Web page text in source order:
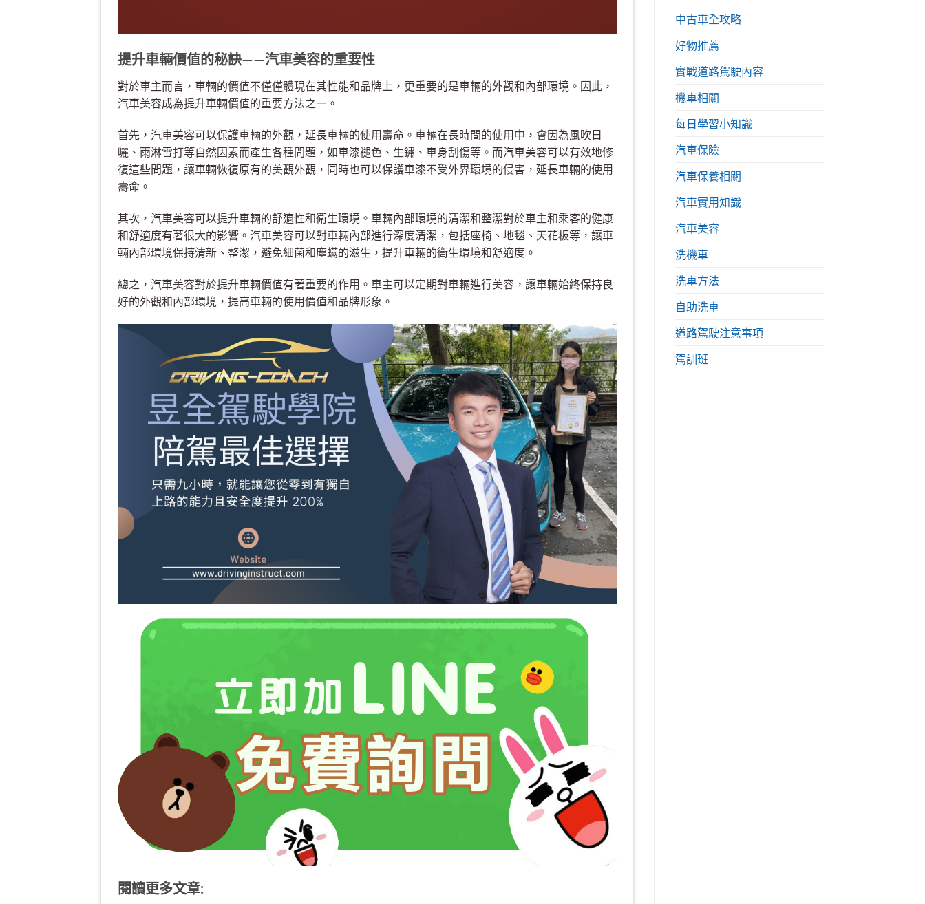
提升車輛價值的秘訣——汽車美容的重要性
對於車主而言，車輛的價值不僅僅體現在其性能和品牌上，更重要的是車輛的外觀和內部環境。因此，
汽車美容成為提升車輛價值的重要方法之一。
首先，汽車美容可以保護車輛的外觀，延長車輛的使用壽命。車輛在長時間的使用中，會因為風吹日
曬、雨淋雪打等自然因素而產生各種問題，如車漆褪色、生鏽、車身刮傷等。而汽車美容可以有效地修
復這些問題，讓車輛恢復原有的美觀外觀，同時也可以保護車漆不受外界環境的侵害，延長車輛的使用
壽命。
其次，汽車美容可以提升車輛的舒適性和衛生環境。車輛內部環境的清潔和整潔對於車主和乘客的健康
和舒適度有著很大的影響。汽車美容可以對車輛內部進行深度清潔，包括座椅、地毯、天花板等，讓車
輛內部環境保持清新、整潔，避免細菌和塵蟎的滋生，提升車輛的衛生環境和舒適度。
總之，汽車美容對於提升車輛價值有著重要的作用。車主可以定期對車輛進行美容，讓車輛始終保持良
好的外觀和內部環境，提高車輛的使用價值和品牌形象。
閱讀更多文章:
中古車全攻略
好物推薦
實戰道路駕駛內容
機車相關
每日學習小知識
汽車保險
汽車保養相關
汽車實用知識
汽車美容
洗機車
洗車方法
自助洗車
道路駕駛注意事項
駕訓班